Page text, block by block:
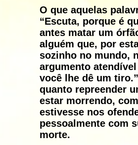
O que aquelas
“Escuta, porque é
antes matar um
alguém que, por
sozinho no mundo,
argumento
você lhe dê um
quanto repreender
estar morrendo,
estivesse nos
pessoalmente com
morte.